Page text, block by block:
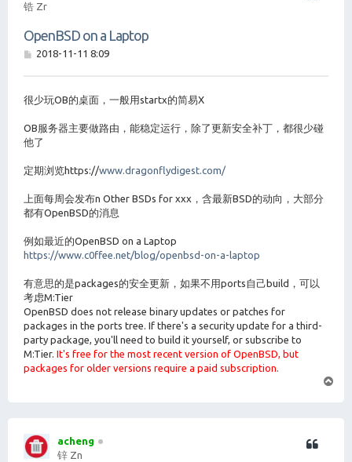
锆 Zr
OpenBSD on a Laptop
帖
2018-11-11 8:09
很少玩OB的桌面，一般用startx的简易X
OB服务器主要做路由，能稳定运行，除了更新安全补丁，都很少碰
他了
定期浏览https://www.dragonflydigest.com/
上面每周会发布n Other BSDs for xxx，含最新BSD的动向，大部分
都有OpenBSD的消息
例如最近的OpenBSD on a Laptop
https://www.c0ffee.net/blog/openbsd-on-a-laptop
有意思的是packages的安全更新，如果不用ports自己build，可以
考虑M:Tier
OpenBSD does not release binary updates or patches for
packages in the ports tree. If there's a security update for a third-
party package, you'll need to build it yourself, or subscribe to
M:Tier. It's free for the most recent version of OpenBSD, but
packages for older versions require a paid subscription.
acheng
锌 Zn